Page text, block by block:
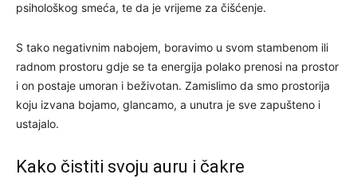
psihološkog smeća, te da je vrijeme za čišćenje.
S tako negativnim nabojem, boravimo u svom stambenom ili
radnom prostoru gdje se ta energija polako prenosi na prostor
i on postaje umoran i beživotan. Zamislimo da smo prostorija
koju izvana bojamo, glancamo, a unutra je sve zapušteno i
ustajalo.
Kako čistiti svoju auru i čakre